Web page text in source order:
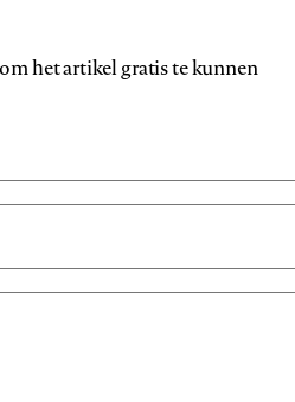
het artikel gratis te kunnen